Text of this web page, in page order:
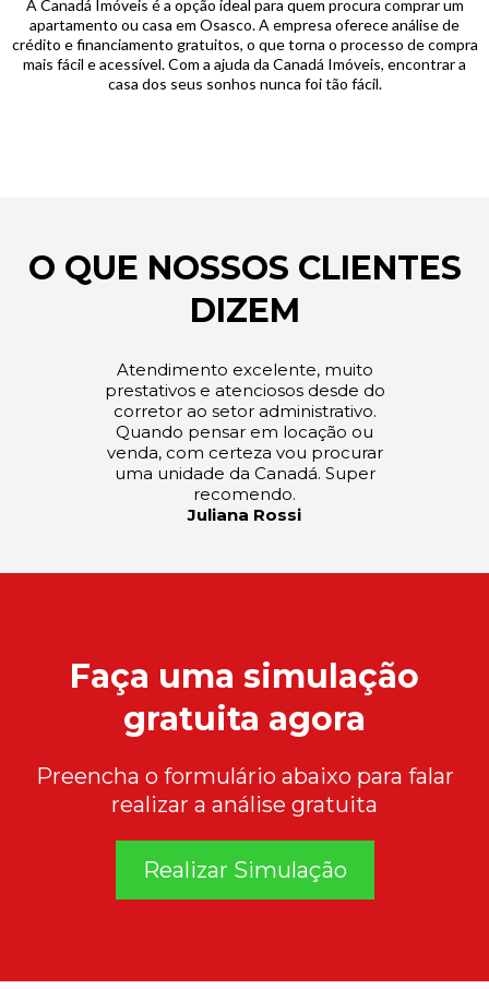
A Canadá Imóveis é a opção ideal para quem procura comprar um
apartamento ou casa em Osasco. A empresa oferece análise de
crédito e financiamento gratuitos, o que torna o processo de compra
mais fácil e acessível. Com a ajuda da Canadá Imóveis, encontrar a
casa dos seus sonhos nunca foi tão fácil.
O QUE NOSSOS CLIENTES
DIZEM
Atendimento excelente, muito
prestativos e atenciosos desde do
corretor ao setor administrativo.
Quando pensar em locação ou
venda, com certeza vou procurar
uma unidade da Canadá. Super
recomendo.
Juliana Rossi
Faça uma simulação
gratuita agora
Preencha o formulário abaixo para falar
realizar a análise gratuita
Realizar Simulação